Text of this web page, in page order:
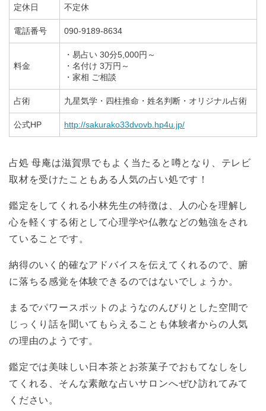
定休日 不定休
電話番号 090-9189-8634
料金
・易占い 30分5,000円～
・名付け 3万円～
・家相 ご相談
占術 九星気学・四柱推命・姓名判断・オリジナル占術
公式HP http://sakurako33dvovb.hp4u.jp/
占処 母庵は滋賀県でもよく当たると噂となり、テレビ
取材を受けたこともある人気の占い処です！
鑑定をしてくれる小林先生の特徴は、人の心を理解し
心を軽くする術として心理学や仏教などの勉強をされ
ていることです。
納得のいく的確なアドバイスを伝えてくれるので、腑
に落ちる感覚を体験できるのではないでしょうか。
まるでパワースポットのようなのんびりとした空間で
じっくり話を聞いてもらえることも体験者からの人気
の理由のようです。
鑑定では美味しい日本茶とお茶菓子でおもてなしをし
てくれる、そんな素敵な占いサロンへぜひ訪れてみて
ください。